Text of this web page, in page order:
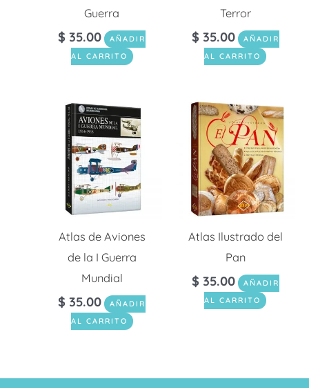
Guerra
$ 35.00
AÑADIR
AL CARRITO
Terror
$ 35.00
AÑADIR
AL CARRITO
Atlas de Aviones
de la I Guerra
Mundial
$ 35.00
AÑADIR
AL CARRITO
Atlas Ilustrado del
Pan
$ 35.00
AÑADIR
AL CARRITO